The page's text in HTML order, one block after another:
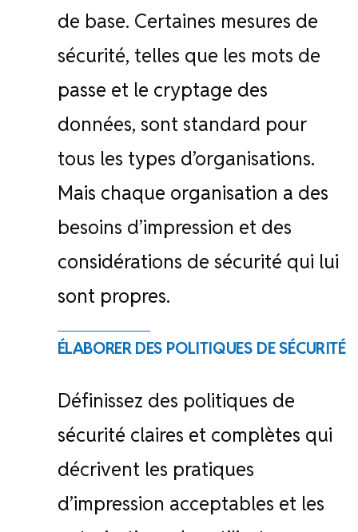
de base. Certaines mesures de
sécurité, telles que les mots de
passe et le cryptage des
données, sont standard pour
tous les types d’organisations.
Mais chaque organisation a des
besoins d’impression et des
considérations de sécurité qui lui
sont propres.
ÉLABORER DES POLITIQUES DE SÉCURITÉ
Définissez des politiques de
sécurité claires et complètes qui
décrivent les pratiques
d’impression acceptables et les